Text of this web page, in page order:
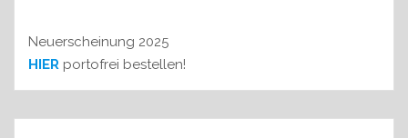
Neuerscheinung 2025
HIER portofrei bestellen!